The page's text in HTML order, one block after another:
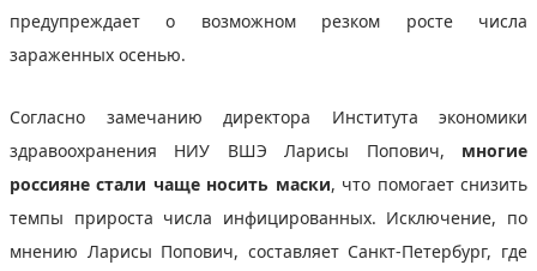
предупреждает о возможном резком росте числа
зараженных осенью.
Согласно замечанию директора Института экономики
здравоохранения НИУ ВШЭ Ларисы Попович, многие
россияне стали чаще носить маски, что помогает снизить
темпы прироста числа инфицированных. Исключение, по
мнению Ларисы Попович, составляет Санкт-Петербург, где